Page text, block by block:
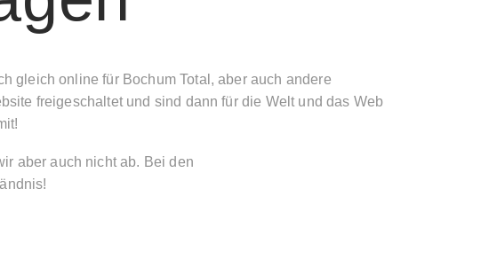
gleich online für Bochum Total, aber auch andere
freigeschaltet und sind dann für die Welt und das Web
aber auch nicht ab. Bei den